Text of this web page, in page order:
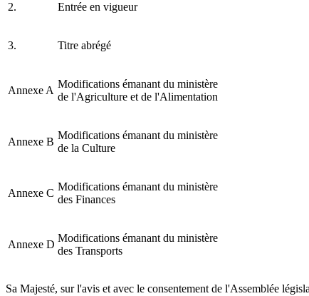
2. Entrée en vigueur
3. Titre abrégé
Annexe A
Modifications émanant du ministère
de l'Agriculture et de l'Alimentation
Annexe B
Modifications émanant du ministère
de la Culture
Annexe C
Modifications émanant du ministère
des Finances
Annexe D
Modifications émanant du ministère
des Transports
Sa Majesté, sur l'avis et avec le consentement de l'Assemblée